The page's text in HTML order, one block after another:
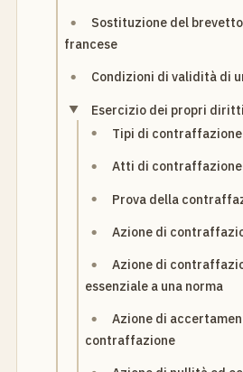
Sostituzione del
francese
Condizioni di validità di
Esercizio dei propri diritti
Tipi di contraffazione
Atti di contraffazione
Prova della
Azione di
Azione di
essenziale a una norma
Azione di
contraffazione